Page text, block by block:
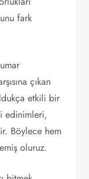
fark
çıkan
etkili bir
edinimleri,
Böylece hem
oluruz.